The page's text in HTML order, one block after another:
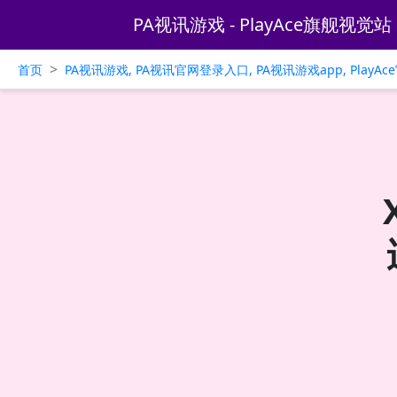
PA视讯游戏 - PlayAce旗舰视觉站
首页 > PA视讯游戏, PA视讯官网登录入口, PA视讯游戏app,